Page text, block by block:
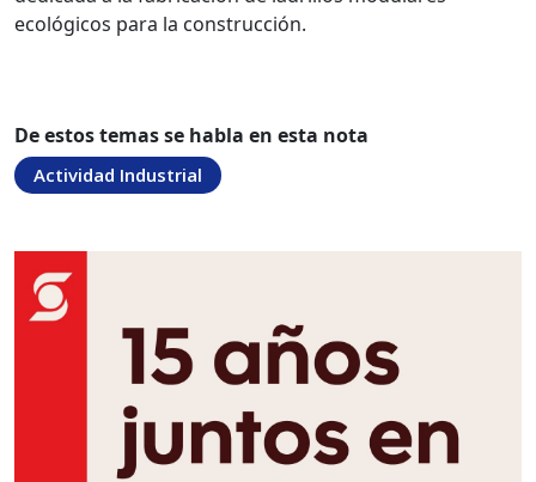
ecológicos para la construcción.
De estos temas se habla en esta nota
Actividad Industrial